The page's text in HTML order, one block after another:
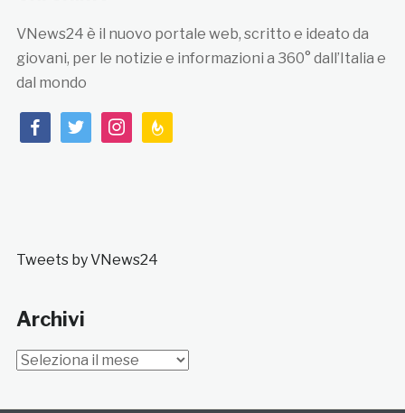
VNews24 è il nuovo portale web, scritto e ideato da
giovani, per le notizie e informazioni a 360° dall’Italia e
dal mondo
facebooktwitterinstagramfeedburner
Tweets by VNews24
Archivi
Archivi